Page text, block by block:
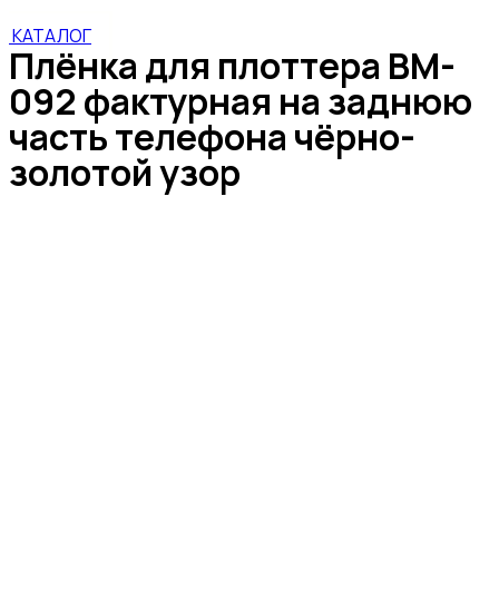
КАТАЛОГ
Плёнка для плоттера BM-
092 фактурная на заднюю
часть телефона чёрно-
золотой узор